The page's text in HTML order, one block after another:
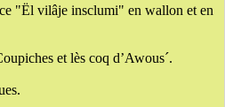
"Ël vilâje insclumi" en wallon et en
et lès coq d’Awous´.